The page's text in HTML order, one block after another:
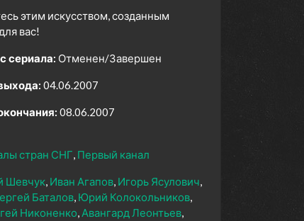
этим искусством, созданным
вас!
сериала: Отменен/Завершен
04.06.2007
08.06.2007
стран СНГ Первый канал
Шевчук Иван Агапов Игорь Ясулович
Баталов Юрий Колокольников
Никоненко Авангард Леонтьев